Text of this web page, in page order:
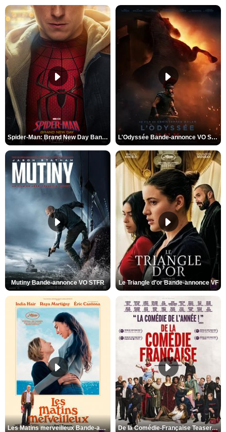
Spider-Man: Brand New Day Bande-annonce VO STFR L'Odyssée Bande-annonce VO STFR
Mutiny Bande-annonce VO STFR Le Triangle d'or Bande-annonce VF
Les Matins merveilleux Bande-annonce VF De la Comédie-Française Teaser VF